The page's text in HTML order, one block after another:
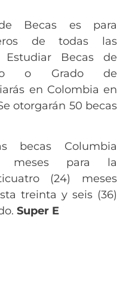
Becas es para
de todas las
Estudiar Becas de
o Grado de
en Colombia en
otorgarán 50 becas
becas Columbia
meses para la
(24) meses
treinta y seis (36)
Super E